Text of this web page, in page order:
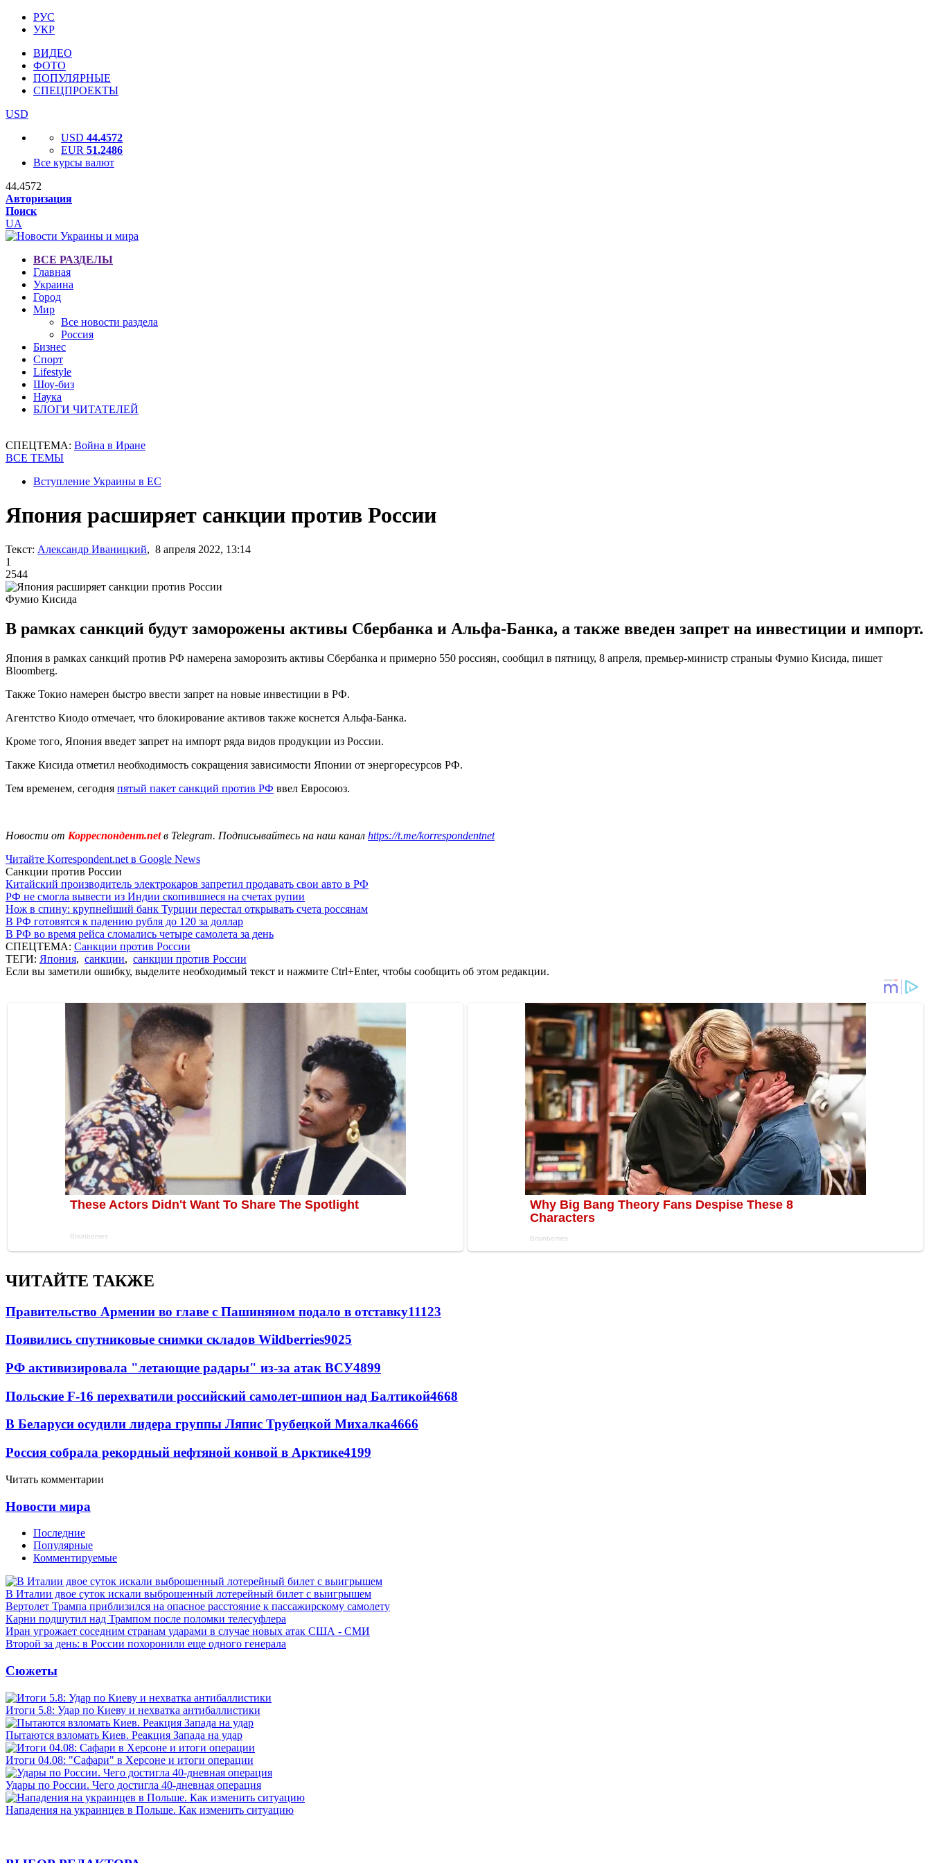
РУС
УКР
ВИДЕО
ФОТО
ПОПУЛЯРНЫЕ
СПЕЦПРОЕКТЫ
USD
USD 44.4572
EUR 51.2486
Все курсы валют
44.4572
Авторизация
Поиск
UA
ВСЕ РАЗДЕЛЫ
Главная
Украина
Город
Мир
Все новости раздела
Россия
Бизнес
Спорт
Lifestyle
Шоу-биз
Наука
БЛОГИ ЧИТАТЕЛЕЙ
СПЕЦТЕМА: Война в Иране
ВСЕ ТЕМЫ
Вступление Украины в ЕС
Япония расширяет санкции против России
Текст: Александр Иваницкий, 8 апреля 2022, 13:14
1
2544
Фумио Кисида
В рамках санкций будут заморожены активы Сбербанка и Альфа-Банка, а также введен запрет на инвестиции и импорт.
Япония в рамках санкций против РФ намерена заморозить активы Сбербанка и примерно 550 россиян, сообщил в пятницу, 8 апреля, премьер-министр страныы Фумио Кисида, пишет
Bloomberg.
Также Токио намерен быстро ввести запрет на новые инвестиции в РФ.
Агентство Киодо отмечает, что блокирование активов также коснется Альфа-Банка.
Кроме того, Япония введет запрет на импорт ряда видов продукции из России.
Также Кисида отметил необходимость сокращения зависимости Японии от энергоресурсов РФ.
Тем временем, сегодня пятый пакет санкций против РФ ввел Евросоюз.
Новости от Корреспондент.netв Telegram. Подписывайтесь на наш канал https://t.me/korrespondentnet
Читайте Korrespondent.net в Google News
Санкции против России
Китайский производитель электрокаров запретил продавать свои авто в РФ
РФ не смогла вывести из Индии скопившиеся на счетах рупии
Нож в спину: крупнейший банк Турции перестал открывать счета россянам
В РФ готовятся к падению рубля до 120 за доллар
В РФ во время рейса сломались четыре самолета за день
СПЕЦТЕМА: Санкции против России
ТЕГИ: Япония, санкции, санкции против России
Если вы заметили ошибку, выделите необходимый текст и нажмите Ctrl+Enter, чтобы сообщить об этом редакции.
ЧИТАЙТЕ ТАКЖЕ
Правительство Армении во главе с Пашиняном подало в отставку11123
Появились спутниковые снимки складов Wildberries9025
РФ активизировала "летающие радары" из-за атак ВСУ4899
Польские F-16 перехватили российский самолет-шпион над Балтикой4668
В Беларуси осудили лидера группы Ляпис Трубецкой Михалка4666
Россия собрала рекордный нефтяной конвой в Арктике4199
Читать комментарии
Новости мира
Последние
Популярные
Комментируемые
В Италии двое суток искали выброшенный лотерейный билет с выигрышем
Вертолет Трампа приблизился на опасное расстояние к пассажирскому самолету
Карни подшутил над Трампом после поломки телесуфлера
Иран угрожает соседним странам ударами в случае новых атак США - СМИ
Второй за день: в России похоронили еще одного генерала
Сюжеты
Итоги 5.8: Удар по Киеву и нехватка антибаллистики
Пытаются взломать Киев. Реакция Запада на удар
Итоги 04.08: "Сафари" в Херсоне и итоги операции
Удары по России. Чего достигла 40-дневная операция
Нападения на украинцев в Польше. Как изменить ситуацию